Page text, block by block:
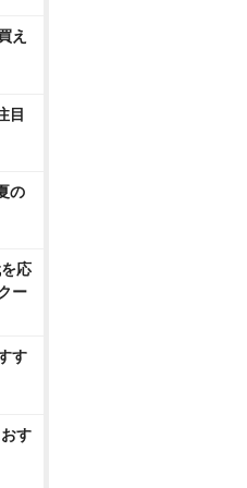
え
目
の
応
ー
す
す